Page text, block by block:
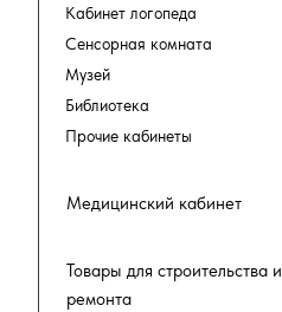
Кабинет логопеда
Сенсорная комната
Музей
Библиотека
Прочие кабинеты
Медицинский кабинет
Товары для строительства и
ремонта